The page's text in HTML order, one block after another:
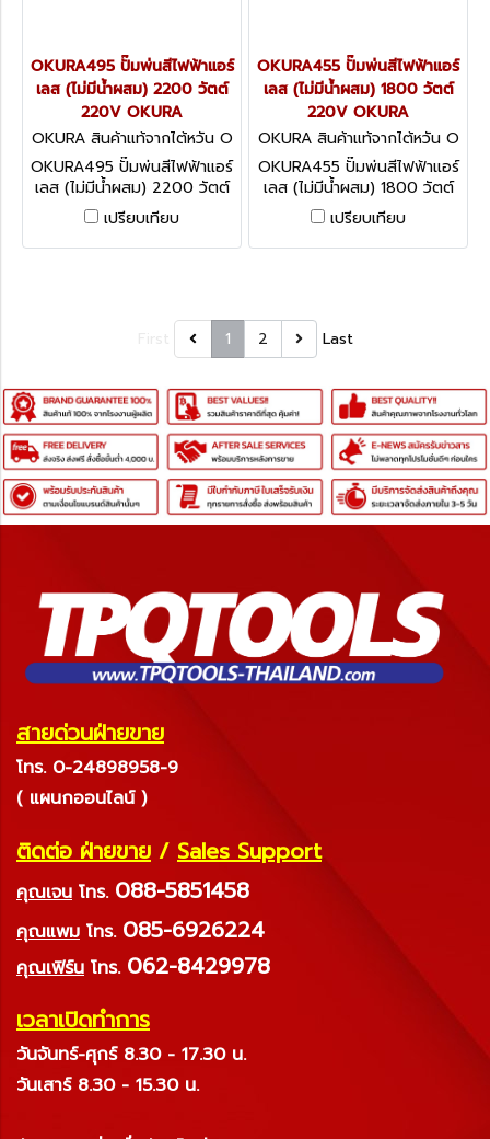
OKURA495 ปั๊มพ่นสีไฟฟ้าแอร์
เลส (ไม่มีน้ำผสม) 2200 วัตต์
220V OKURA
OKURA สินค้าแท้จากไต้หวัน O
KURA495
OKURA495 ปั๊มพ่นสีไฟฟ้าแอร์
เลส (ไม่มีน้ำผสม) 2200 วัตต์
220V OKURA
เปรียบเทียบ
OKURA455 ปั๊มพ่นสีไฟฟ้าแอร์
เลส (ไม่มีน้ำผสม) 1800 วัตต์
220V OKURA
OKURA สินค้าแท้จากไต้หวัน O
KURA455
OKURA455 ปั๊มพ่นสีไฟฟ้าแอร์
เลส (ไม่มีน้ำผสม) 1800 วัตต์
220V OKURA
เปรียบเทียบ
1 2 Last
สายด่วนฝ่ายขาย
โทร. 0-24898958-9
( แผนกออนไลน์ )
ติดต่อ ฝ่ายขาย / Sales Support
คุณเจน โทร. 088-5851458
คุณแพม โทร. 085-6926224
คุณเฟิร์น โทร. 062-8429978
เวลาเปิดทำการ
วันจันทร์-ศุกร์ 8.30 - 17.30 น.
วันเสาร์ 8.30 - 15.30 น.